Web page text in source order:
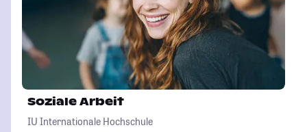
Soziale Arbeit
IU Internationale Hochschule